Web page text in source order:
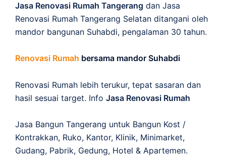
Jasa Renovasi Rumah Tangerang dan Jasa
Renovasi Rumah Tangerang Selatan ditangani oleh
mandor bangunan Suhabdi, pengalaman 30 tahun.
Renovasi Rumah bersama mandor Suhabdi
Renovasi Rumah lebih terukur, tepat sasaran dan
hasil sesuai target. Info Jasa Renovasi Rumah
Jasa Bangun Tangerang untuk Bangun Kost /
Kontrakkan, Ruko, Kantor, Klinik, Minimarket,
Gudang, Pabrik, Gedung, Hotel & Apartemen.